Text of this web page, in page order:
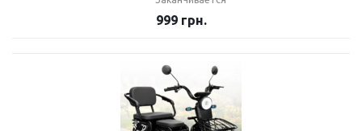
999 грн.